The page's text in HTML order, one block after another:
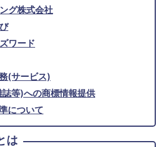
グ株式会社
ワード
(サービス)
等)への商標情報提供
について
は